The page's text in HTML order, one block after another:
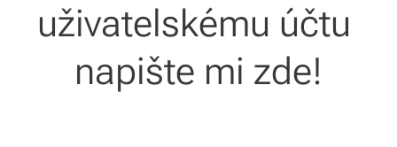
uživatelskému účtu
napište mi zde!